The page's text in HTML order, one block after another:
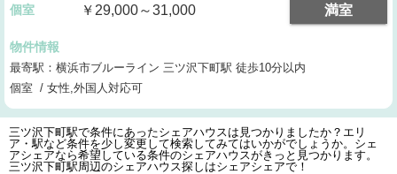
個室 ￥29,000～31,000 満室
物件情報
最寄駅：横浜市ブルーライン 三ツ沢下町駅 徒歩10分以内
個室 / 女性,外国人対応可
三ツ沢下町駅で条件にあったシェアハウスは見つかりましたか？エリ
ア・駅など条件を少し変更して検索してみてはいかがでしょうか。シェ
アシェアなら希望している条件のシェアハウスがきっと見つかります。
三ツ沢下町駅周辺のシェアハウス探しはシェアシェアで！